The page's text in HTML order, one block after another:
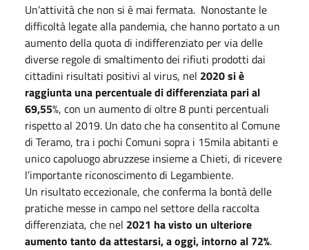
Un’attività che non si è mai fermata. Nonostante le
difficoltà legate alla pandemia, che hanno portato a un
aumento della quota di indifferenziato per via delle
diverse regole di smaltimento dei rifiuti prodotti dai
cittadini risultati positivi al virus, nel 2020 si è
raggiunta una percentuale di differenziata pari al
69,55%, con un aumento di oltre 8 punti percentuali
rispetto al 2019. Un dato che ha consentito al Comune
di Teramo, tra i pochi Comuni sopra i 15mila abitanti e
unico capoluogo abruzzese insieme a Chieti, di ricevere
l’importante riconoscimento di Legambiente.
Un risultato eccezionale, che conferma la bontà delle
pratiche messe in campo nel settore della raccolta
differenziata, che nel 2021 ha visto un ulteriore
aumento tanto da attestarsi, a oggi, intorno al 72%.